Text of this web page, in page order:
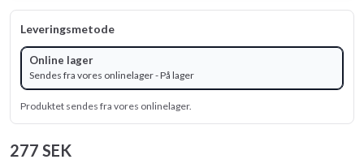
Leveringsmetode
Online lager
Sendes fra vores onlinelager - På lager
Produktet sendes fra vores onlinelager.
277 SEK